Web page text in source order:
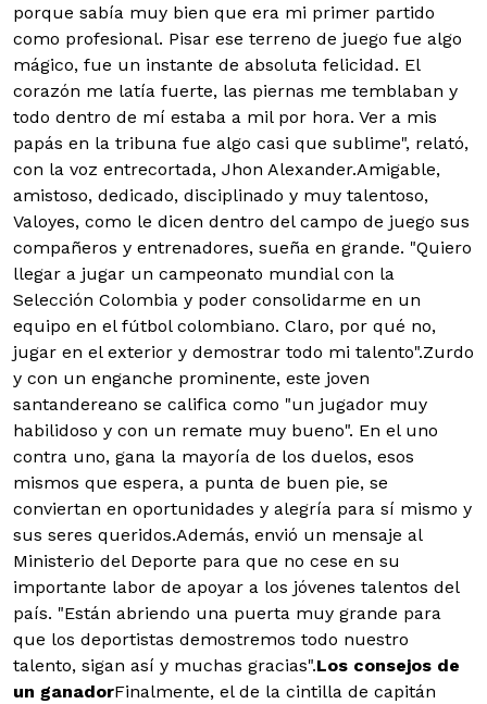
porque sabía muy bien que era mi primer partido
como profesional. Pisar ese terreno de juego fue algo
mágico, fue un instante de absoluta felicidad. El
corazón me latía fuerte, las piernas me temblaban y
todo dentro de mí estaba a mil por hora. Ver a mis
papás en la tribuna fue algo casi que sublime", relató,
con la voz entrecortada, Jhon Alexander.Amigable,
amistoso, dedicado, disciplinado y muy talentoso,
Valoyes, como le dicen dentro del campo de juego sus
compañeros y entrenadores, sueña en grande. "Quiero
llegar a jugar un campeonato mundial con la
Selección Colombia y poder consolidarme en un
equipo en el fútbol colombiano. Claro, por qué no,
jugar en el exterior y demostrar todo mi talento".Zurdo
y con un enganche prominente, este joven
santandereano se califica como "un jugador muy
habilidoso y con un remate muy bueno". En el uno
contra uno, gana la mayoría de los duelos, esos
mismos que espera, a punta de buen pie, se
conviertan en oportunidades y alegría para sí mismo y
sus seres queridos.Además, envió un mensaje al
Ministerio del Deporte para que no cese en su
importante labor de apoyar a los jóvenes talentos del
país. "Están abriendo una puerta muy grande para
que los deportistas demostremos todo nuestro
talento, sigan así y muchas gracias".Los consejos de
un ganadorFinalmente, el de la cintilla de capitán